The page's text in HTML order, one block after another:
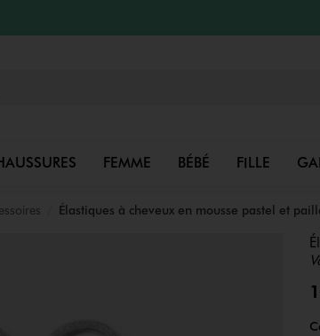
FEMME BÉBÉ FILLE
Élastiques à cheveux en mousse pastel et